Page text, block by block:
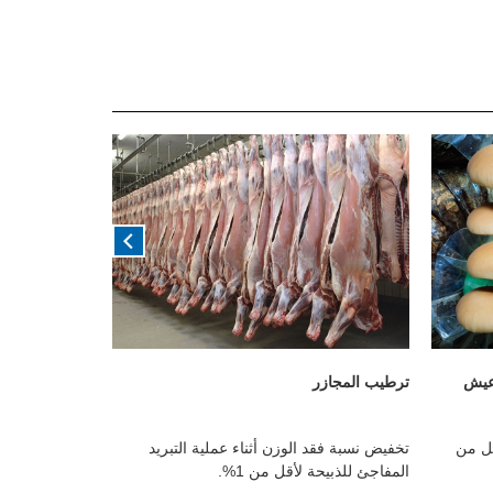
ترطيب المجازر
تخفيض نسبة فقد الوزن أثناء عملية التبريد
المفاجئ للذبيحة لأقل من 1%.
عيش
من